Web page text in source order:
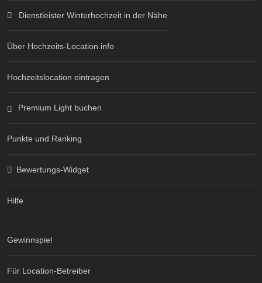
Dienstleister Winterhochzeit in der Nähe
Über Hochzeits-Location.info
Hochzeitslocation eintragen
Premium Light buchen
Punkte und Ranking
Bewertungs-Widget
Hilfe
Gewinnspiel
Für Location-Betreiber